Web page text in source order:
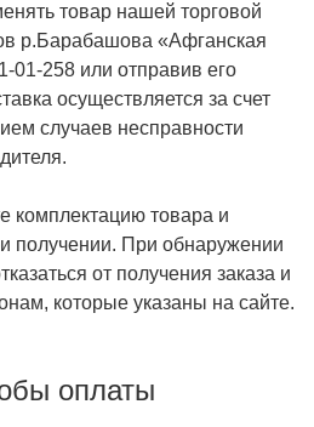
товар нашей торговой
р.Барабашова «Афганская
258 или отправив его
осуществляется за счет
случаев несправности
комплектацию товара и
получении. При обнаружении
от получения заказа и
которые указаны на сайте.
оплаты